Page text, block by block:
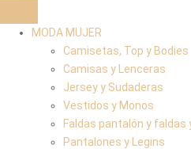
MODA MUJER
Camisetas, Top y Bodies
Camisas y Lenceras
Jersey y Sudaderas
Vestidos y Monos
Faldas pantalón y faldas
Pantalones y Legins